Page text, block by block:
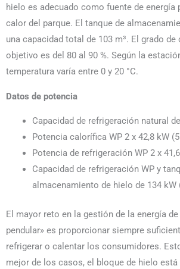
hielo es adecuado como fuente de energía
calor del parque. El tanque de
una capacidad total de 103 m³. El grado
objetivo es del 80 al 90 %. Según la
temperatura varía entre 0 y 20 °C.
Datos de potencia
Capacidad de refrigeración natural
Potencia calorífica WP 2 x 42,8 kW
Potencia de refrigeración WP 2 x
Capacidad de refrigeración WP y
almacenamiento de hielo de 134 kW
El mayor reto en la gestión de la energía
pendular» es proporcionar siempre
refrigerar o calentar los consumidores.
mejor de los casos, el bloque de hielo